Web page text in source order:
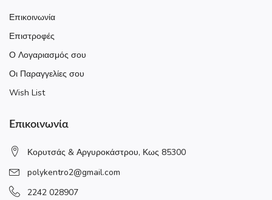
Επικοινωνία
Επιστροφές
Ο Λογαριασμός σου
Οι Παραγγελίες σου
Wish List
Επικοινωνία
Κορυτσάς & Αργυροκάστρου, Κως 85300
polykentro2@gmail.com
2242 028907